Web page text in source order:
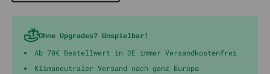
Ohne Upgrades? Unspielbar!
Ab 70€ Bestellwert in DE immer Versandkostenfrei
Klimaneutraler Versand nach ganz Europa